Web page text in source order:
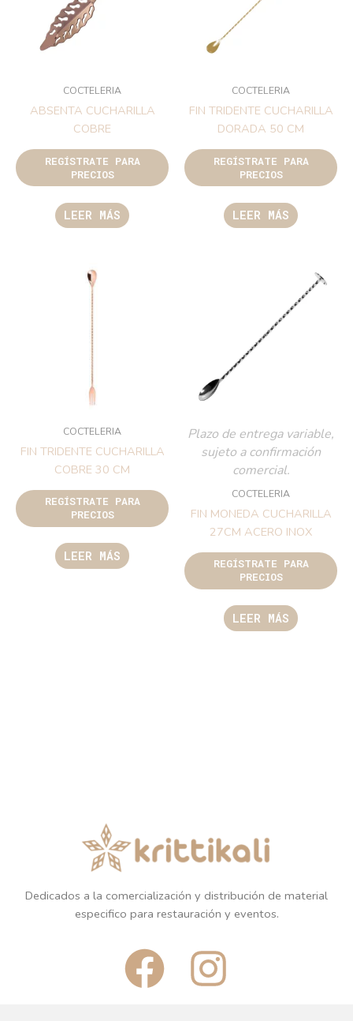
COCTELERIA
ABSENTA CUCHARILLA
COBRE
REGÍSTRATE PARA
PRECIOS
LEER MÁS
COCTELERIA
FIN TRIDENTE CUCHARILLA
DORADA 50 CM
REGÍSTRATE PARA
PRECIOS
LEER MÁS
COCTELERIA
FIN TRIDENTE CUCHARILLA
COBRE 30 CM
REGÍSTRATE PARA
PRECIOS
LEER MÁS
Plazo de entrega variable,
sujeto a confirmación
comercial.
COCTELERIA
FIN MONEDA CUCHARILLA
27CM ACERO INOX
REGÍSTRATE PARA
PRECIOS
LEER MÁS
Dedicados a la comercialización y distribución de material
especifico para restauración y eventos.
F
a
I
n